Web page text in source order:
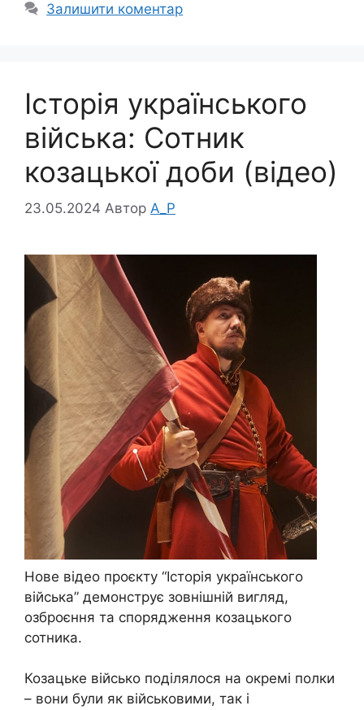
Залишити коментар
Історія українського
війська: Сотник
козацької доби (відео)
23.05.2024 Автор A_P
Нове відео проєкту “Історія українського
війська” демонструє зовнішній вигляд,
озброєння та спорядження козацького
сотника.
Козацьке військо поділялося на окремі полки
– вони були як військовими, так і